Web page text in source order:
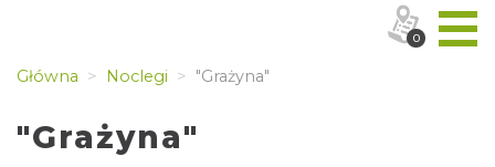
Główna Noclegi "Grażyna"
"Grażyna"
0